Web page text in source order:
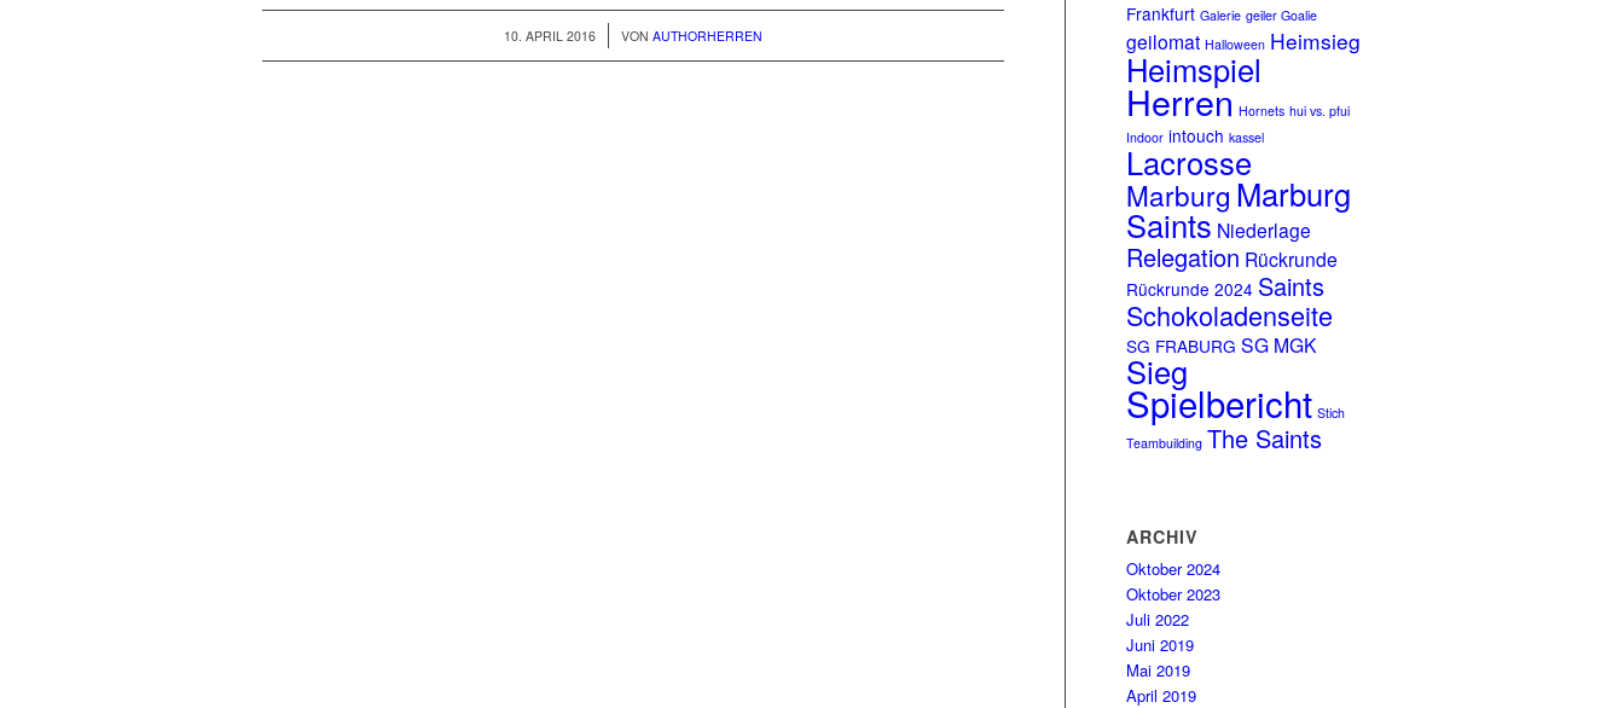
10. APRIL 2016
/ VONAUTHORHERREN
Frankfurt Galerie geiler Goalie
geilomat Halloween Heimsieg
Heimspiel
Herren Hornets hui vs. pfui
Indoor intouch kassel
Lacrosse
Marburg Marburg
Saints Niederlage
Relegation Rückrunde
Rückrunde 2024 Saints
Schokoladenseite
SG FRABURG SG MGK
Sieg
Spielbericht Stich
Teambuilding The Saints
ARCHIV
Oktober 2024
Oktober 2023
Juli 2022
Juni 2019
Mai 2019
April 2019